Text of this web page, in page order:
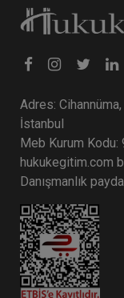
Adres:
İstanbul
Meb Kurum Kodu:
hukukegitim.com
Danışmanlık